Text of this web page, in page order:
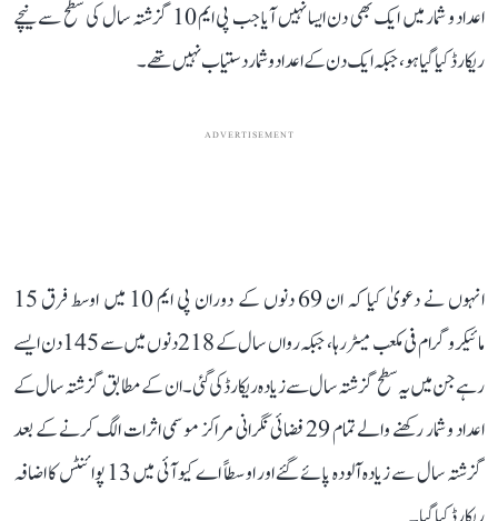
اعداد و شمار میں ایک بھی دن ایسا نہیں آیا جب پی ایم 10 گزشتہ سال کی سطح سے نیچے
ریکارڈ کیا گیا ہو، جبکہ ایک دن کے اعداد و شمار دستیاب نہیں تھے۔
ADVERTISEMENT
انہوں نے دعویٰ کیا کہ ان 69 دنوں کے دوران پی ایم 10 میں اوسط فرق 15
مائیکروگرام فی مکعب میٹر رہا، جبکہ رواں سال کے 218 دنوں میں سے 145 دن ایسے
رہے جن میں یہ سطح گزشتہ سال سے زیادہ ریکارڈ کی گئی۔ ان کے مطابق گزشتہ سال کے
اعداد و شمار رکھنے والے تمام 29 فضائی نگرانی مراکز موسمی اثرات الگ کرنے کے بعد
گزشتہ سال سے زیادہ آلودہ پائے گئے اور اوسطاً اے کیو آئی میں 13 پوائنٹس کا اضافہ